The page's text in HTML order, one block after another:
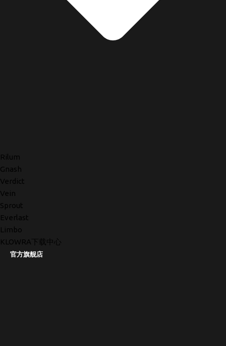
Rilum
Gnash
Verdict
Vein
Sprout
Everlast
Limbo
KLOWRA下载中心
官方旗舰店